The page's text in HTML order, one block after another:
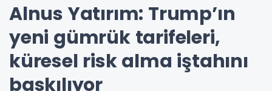
Alnus Yatırım: Trump’ın
yeni gümrük tarifeleri,
küresel risk alma iştahını
baskılıyor